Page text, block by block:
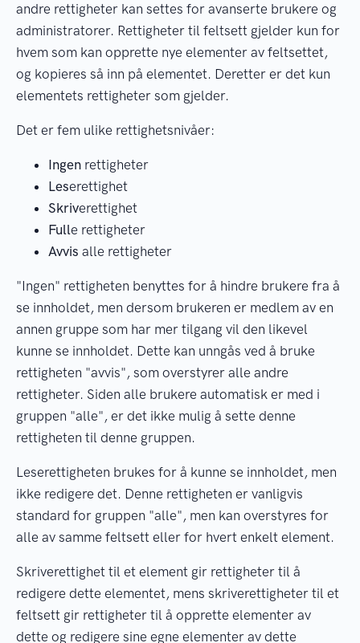
andre rettigheter kan settes for avanserte brukere og
administratorer. Rettigheter til feltsett gjelder kun for
hvem som kan opprette nye elementer av feltsettet,
og kopieres så inn på elementet. Deretter er det kun
elementets rettigheter som gjelder.
Det er fem ulike rettighetsnivåer:
Ingen rettigheter
Leserettighet
Skriverettighet
Fulle rettigheter
Avvis alle rettigheter
"Ingen" rettigheten benyttes for å hindre brukere fra å
se innholdet, men dersom brukeren er medlem av en
annen gruppe som har mer tilgang vil den likevel
kunne se innholdet. Dette kan unngås ved å bruke
rettigheten "avvis", som overstyrer alle andre
rettigheter. Siden alle brukere automatisk er med i
gruppen "alle", er det ikke mulig å sette denne
rettigheten til denne gruppen.
Leserettigheten brukes for å kunne se innholdet, men
ikke redigere det. Denne rettigheten er vanligvis
standard for gruppen "alle", men kan overstyres for
alle av samme feltsett eller for hvert enkelt element.
Skriverettighet til et element gir rettigheter til å
redigere dette elementet, mens skriverettigheter til et
feltsett gir rettigheter til å opprette elementer av
dette og redigere sine egne elementer av dette